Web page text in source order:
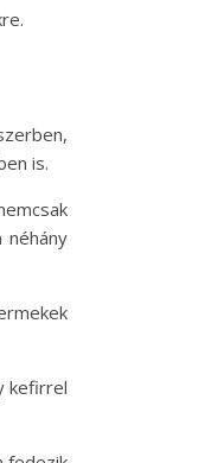
is.
néhány
kefirrel